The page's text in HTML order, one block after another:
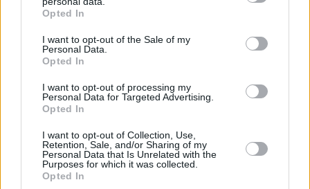
grant or deny consent to Google and its third-party tags to
use your data for below specified purposes in below Google
consent section.
Opted In
I want to opt-out of the Sale of my
Personal Data.
Opted In
I want to opt-out of processing my
Personal Data for Targeted Advertising.
Opted In
I want to opt-out of Collection, Use,
Retention, Sale, and/or Sharing of my
Personal Data that Is Unrelated with the
Purposes for which it was collected.
Opted In